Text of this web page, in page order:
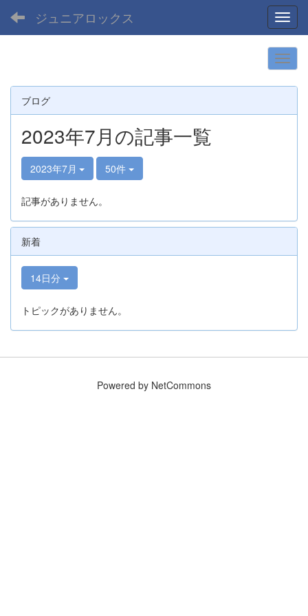
ジュニアロックス
ブログ
2023年7月の記事一覧
2023年7月 50件
記事がありません。
新着
14日分
トピックがありません。
Powered by NetCommons